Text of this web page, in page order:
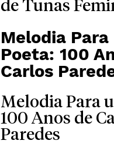
de Tunas
Melodia Para
Poeta: 100
Carlos
Melodia Para
100 Anos de
Paredes